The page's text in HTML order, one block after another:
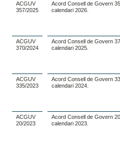
ACGUV
357/2025
Acord Consell de Govern
calendari 2026.
ACGUV
370/2024
Acord Consell de Govern
calendari 2025.
ACGUV
335/2023
Acord Consell de Govern
calendari 2024.
ACGUV
20/2023
Acord Consell de Govern
calendari 2023.